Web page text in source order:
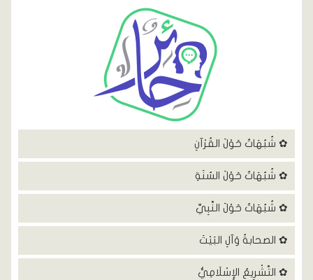
✿ شُبُهَاتٌ حَوْلَ القُرْآنِ
✿ شُبُهَاتٌ حَوْلَ السُنَةِ
✿ شُبُهَاتٌ حَوْلَ النَّبِيِّ
✿ الصحابةُ وَآلِ البَيْتَ
✿ التَّشْرِيعُ الإِسْلَامِيُّ